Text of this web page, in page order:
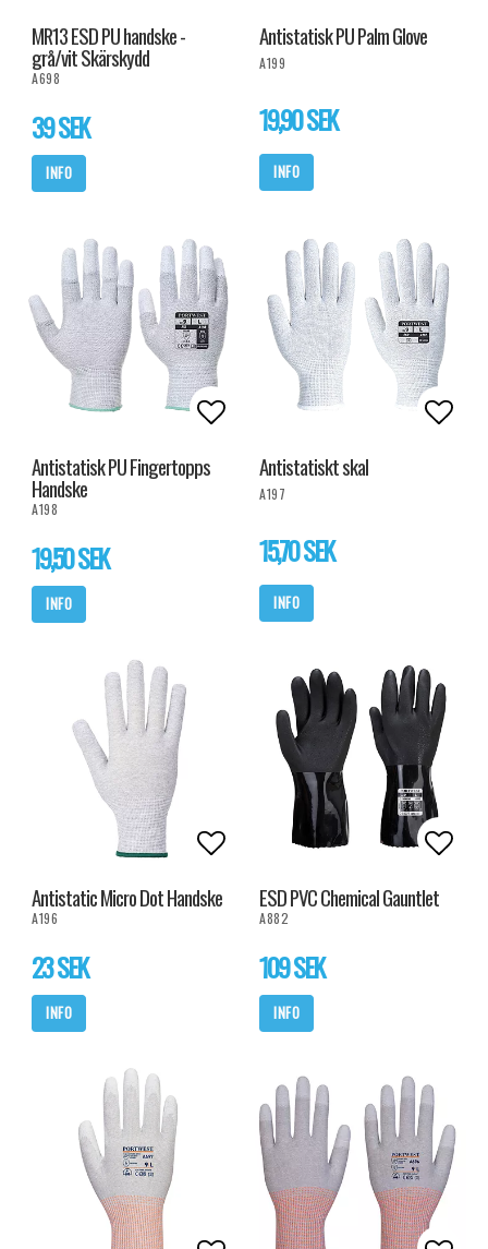
Lägg till i favoritlistan
MR13 ESD PU handske -
grå/vit Skärskydd
A698
39 SEK
INFO
Antistatisk PU Palm Glove
A199
19,90 SEK
INFO
Lägg till i favoritlistan
Antistatisk PU Fingertopps
Handske
A198
19,50 SEK
INFO
Antistatiskt skal
A197
15,70 SEK
INFO
Lägg till i favoritlistan
Antistatic Micro Dot Handske
A196
23 SEK
INFO
ESD PVC Chemical Gauntlet
A882
109 SEK
INFO